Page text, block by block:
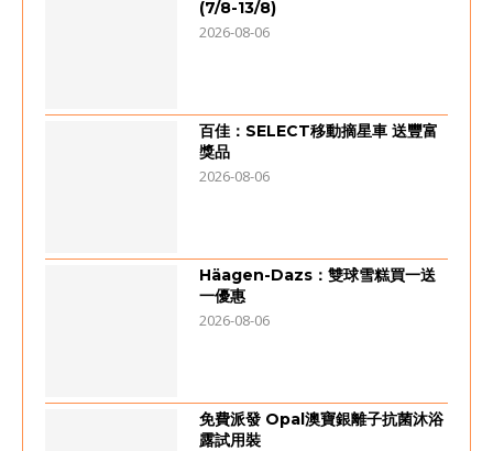
(7/8-13/8)
2026-08-06
百佳：SELECT移動摘星車 送豐富
獎品
2026-08-06
Häagen-Dazs：雙球雪糕買一送
一優惠
2026-08-06
免費派發 Opal澳寶銀離子抗菌沐浴
露試用裝